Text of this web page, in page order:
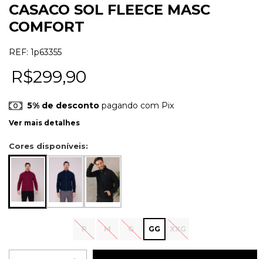
CASACO SOL FLEECE MASC
COMFORT
REF: 1p63355
R$299,90
5% de desconto pagando com Pix
Ver mais detalhes
Cores disponíveis:
P M G GG XXG